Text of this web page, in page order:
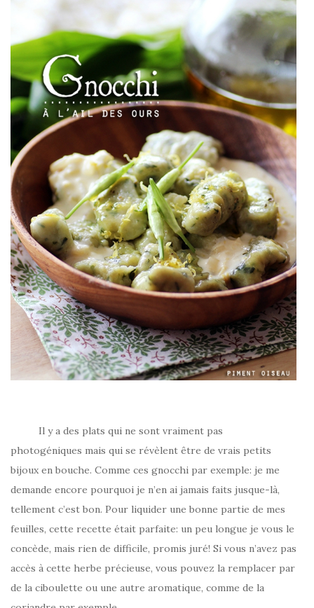
Il y a des plats qui ne sont vraiment pas
photogéniques mais qui se révèlent être de vrais petits
bijoux en bouche. Comme ces gnocchi par exemple: je me
demande encore pourquoi je n’en ai jamais faits jusque-là,
tellement c’est bon. Pour liquider une bonne partie de mes
feuilles, cette recette était parfaite: un peu longue je vous le
concède, mais rien de difficile, promis juré! Si vous n’avez pas
accès à cette herbe précieuse, vous pouvez la remplacer par
de la ciboulette ou une autre aromatique, comme de la